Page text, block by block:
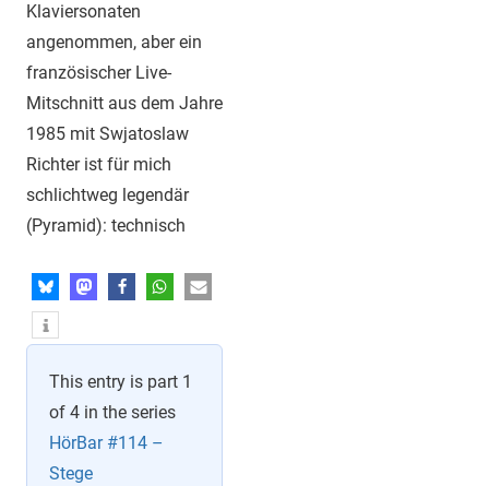
Klaviersonaten
angenommen, aber ein
französischer Live-
Mitschnitt aus dem Jahre
1985 mit Swjatoslaw
Richter ist für mich
schlichtweg legendär
(Pyramid): technisch
This entry is part 1
of 4 in the series
HörBar #114 –
Stege